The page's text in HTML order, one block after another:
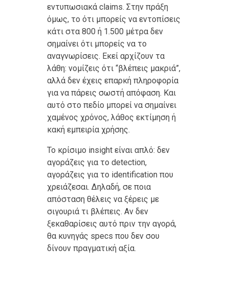
εντυπωσιακά claims. Στην πράξη
όμως, το ότι μπορείς να εντοπίσεις
κάτι στα 800 ή 1.500 μέτρα δεν
σημαίνει ότι μπορείς να το
αναγνωρίσεις. Εκεί αρχίζουν τα
λάθη: νομίζεις ότι “βλέπεις μακριά”,
αλλά δεν έχεις επαρκή πληροφορία
για να πάρεις σωστή απόφαση. Και
αυτό στο πεδίο μπορεί να σημαίνει
χαμένος χρόνος, λάθος εκτίμηση ή
κακή εμπειρία χρήσης.
Το κρίσιμο insight είναι απλό: δεν
αγοράζεις για το detection,
αγοράζεις για το identification που
χρειάζεσαι. Δηλαδή, σε ποια
απόσταση θέλεις να ξέρεις με
σιγουριά τι βλέπεις. Αν δεν
ξεκαθαρίσεις αυτό πριν την αγορά,
θα κυνηγάς specs που δεν σου
δίνουν πραγματική αξία.